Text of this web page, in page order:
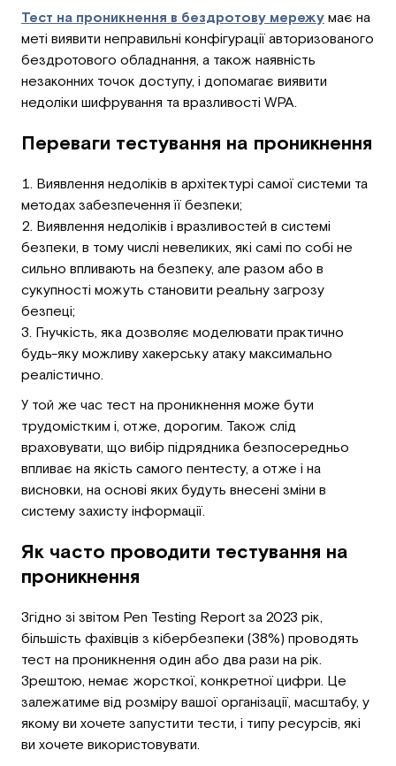
Тест на проникнення в бездротову мережу має на
меті виявити неправильні конфігурації авторизованого
бездротового обладнання, а також наявність
незаконних точок доступу, і допомагає виявити
недоліки шифрування та вразливості WPA.
Переваги тестування на проникнення
Виявлення недоліків в архітектурі самої системи та
методах забезпечення її безпеки;
Виявлення недоліків і вразливостей в системі
безпеки, в тому числі невеликих, які самі по собі не
сильно впливають на безпеку, але разом або в
сукупності можуть становити реальну загрозу
безпеці;
Гнучкість, яка дозволяє моделювати практично
будь-яку можливу хакерську атаку максимально
реалістично.
У той же час тест на проникнення може бути
трудомістким і, отже, дорогим. Також слід
враховувати, що вибір підрядника безпосередньо
впливає на якість самого пентесту, а отже і на
висновки, на основі яких будуть внесені зміни в
систему захисту інформації.
Як часто проводити тестування на
проникнення
Згідно зі звітом Pen Testing Report за 2023 рік,
більшість фахівців з кібербезпеки (38%) проводять
тест на проникнення один або два рази на рік.
Зрештою, немає жорсткої, конкретної цифри. Це
залежатиме від розміру вашої організації, масштабу, у
якому ви хочете запустити тести, і типу ресурсів, які
ви хочете використовувати.